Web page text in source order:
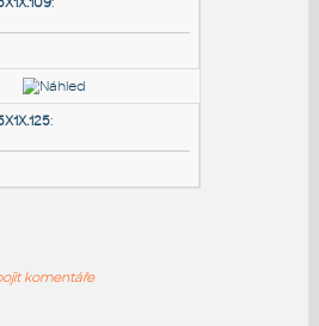
1.5X1X.100
komentáře